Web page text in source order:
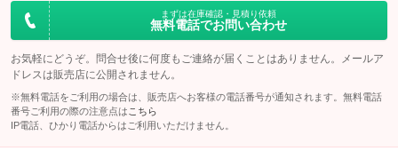
まずは在庫確認・見積り依頼
無料電話でお問い合わせ
お気軽にどうぞ。問合せ後に何度もご連絡が届くことはありません。メールア
ドレスは販売店に公開されません。
※無料電話をご利用の場合は、販売店へお客様の電話番号が通知されます。無料電話
番号ご利用の際の注意点は こちら
IP電話、ひかり電話からはご利用いただけません。